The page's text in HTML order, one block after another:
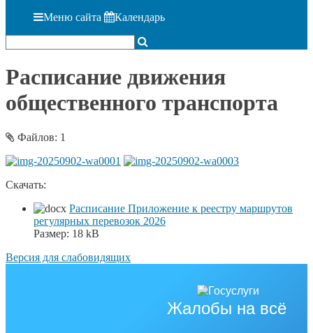
Меню сайта Календарь
Расписание движения
общественного транспорта
Файлов: 1
Скачать:
Расписание Приложение к реестру маршрутов
регулярных перевозок 2026
Размер: 18 kB
Версия для слабовидящих
Жалобы на всё